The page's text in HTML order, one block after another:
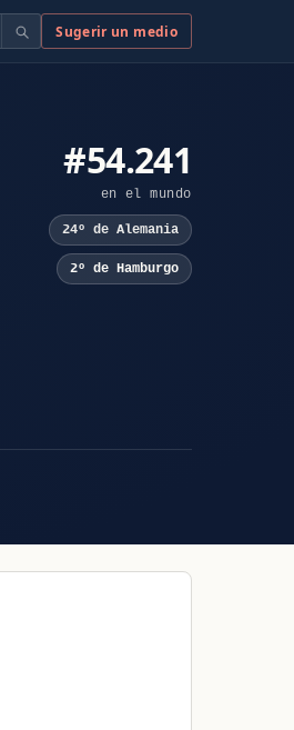
Sugerir un medio
#54.241
en el mundo
24º de Alemania
2º de Hamburgo